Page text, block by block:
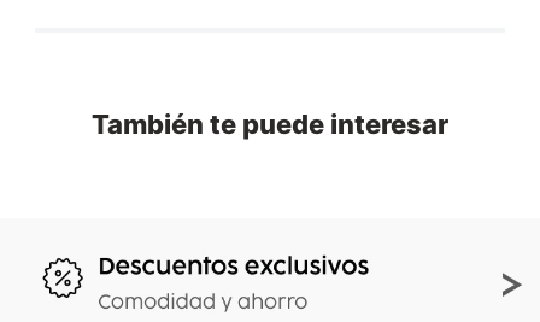
También te puede interesar